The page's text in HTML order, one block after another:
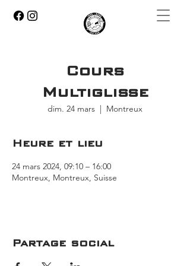
Cours
Multiglisse
dim. 24 mars
  |
Montreux
Heure et lieu
24 mars 2024, 09:10 – 16:00
Montreux, Montreux, Suisse
Partage social